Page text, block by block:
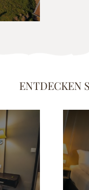
ENTDECKEN